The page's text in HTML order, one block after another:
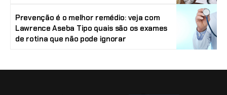
Prevenção é o melhor remédio: veja com
Lawrence Aseba Tipo quais são os exames
de rotina que não pode ignorar